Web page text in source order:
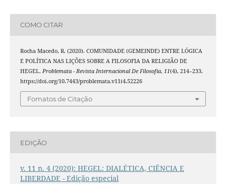
COMO CITAR
Rocha Macedo, R. (2020). COMUNIDADE (GEMEINDE) ENTRE LÓGICA
E POLÍTICA NAS LIÇÕES SOBRE A FILOSOFIA DA RELIGIÃO DE
HEGEL. Problemata - Revista Internacional De Filosofia, 11(4), 214–233.
https://doi.org/10.7443/problemata.v11i4.52226
Fomatos de Citação
EDIÇÃO
v. 11 n. 4 (2020): HEGEL: DIALÉTICA, CIÊNCIA E
LIBERDADE - Edição especial